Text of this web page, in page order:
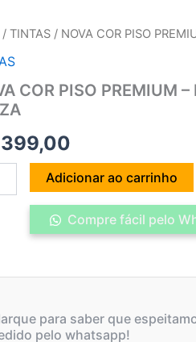
/ TINTAS / NOVA COR PISO
COR PISO PREMIUM
399,00
Adicionar ao carrinho
Compre fácil pelo
para saber que
pelo whatsapp!